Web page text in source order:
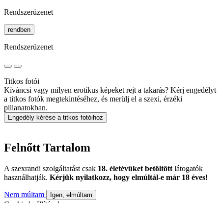
Rendszerüzenet
rendben
Rendszerüzenet
Titkos fotói
Kíváncsi vagy milyen erotikus képeket rejt a takarás? Kérj engedélyt
a titkos fotók megtekintéséhez, és merülj el a szexi, érzéki
pillanatokban.
Engedély kérése a titkos fotóihoz
Felnőtt Tartalom
A szexrandi szolgáltatást csak 18. életévüket betöltött látogatók
használhatják. Kérjük nyilatkozz, hogy elmúltál-e már 18 éves!
Nem múltam Igen, elmúltam